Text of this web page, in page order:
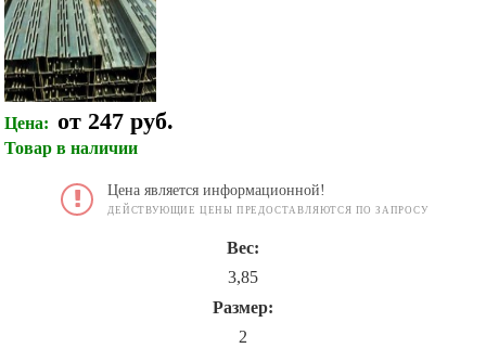
Цена: от 247 руб.
Товар в наличии
Цена является информационной!
ДЕЙСТВУЮЩИЕ ЦЕНЫ ПРЕДОСТАВЛЯЮТСЯ ПО ЗАПРОСУ
Вес:
3,85
Размер:
2